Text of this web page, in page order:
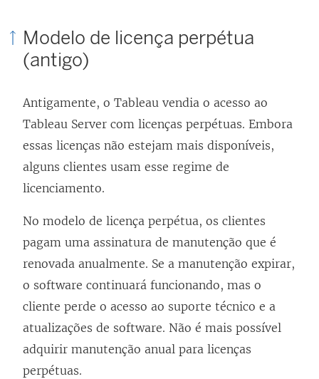
n
b
r
e
e
e
Modelo de licença perpétua
(antigo)
Antigamente, o Tableau vendia o acesso ao
Tableau Server com licenças perpétuas. Embora
essas licenças não estejam mais disponíveis,
alguns clientes usam esse regime de
licenciamento.
No modelo de licença perpétua, os clientes
pagam uma assinatura de manutenção que é
renovada anualmente. Se a manutenção expirar,
o software continuará funcionando, mas o
cliente perde o acesso ao suporte técnico e a
atualizações de software. Não é mais possível
adquirir manutenção anual para licenças
perpétuas.